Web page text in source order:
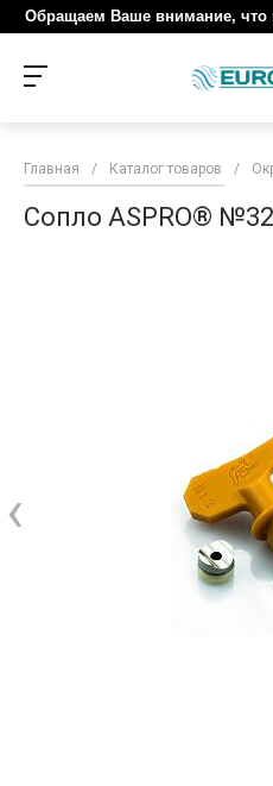
Обращаем Ваше внимание, что
Главная / Каталог товаров /
Сопло ASPRO®
‹